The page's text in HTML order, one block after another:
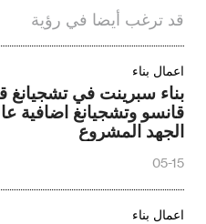
قد ترغب أيضا في رؤية
اعمال بناء
بناء سبرينت في
قانسو وتشجيانغ اضافية
الجهد المشروع
05-15
اعمال بناء